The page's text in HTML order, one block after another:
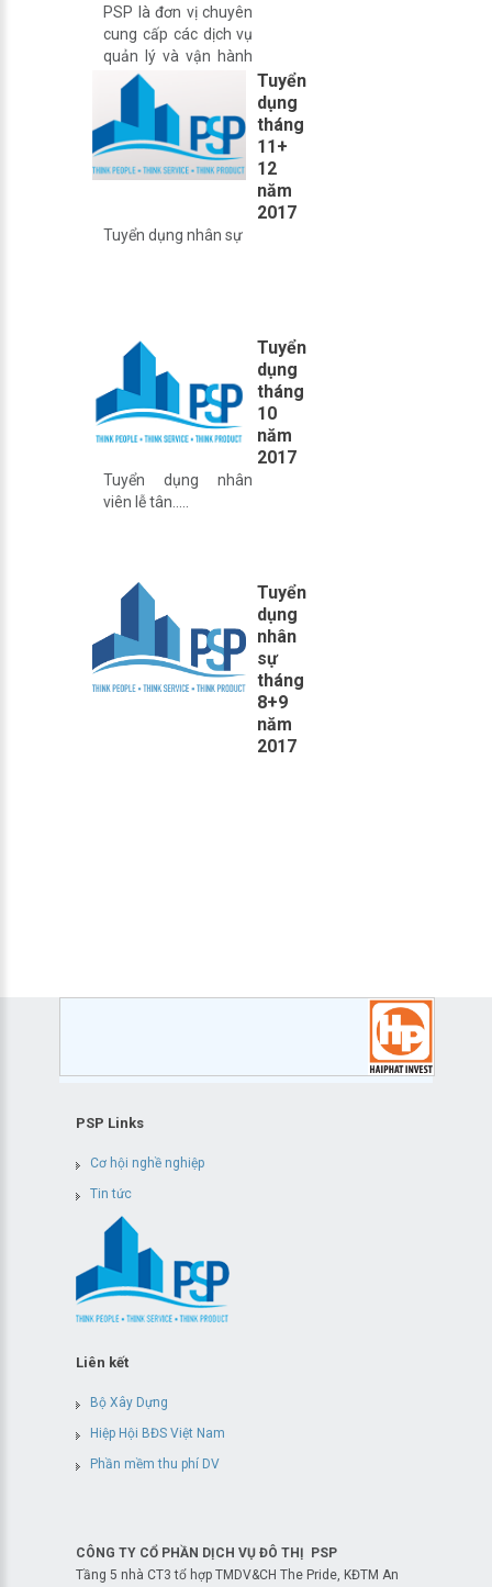
PSP là đơn vị chuyên
cung cấp các dịch vụ
quản lý và vận hành
hệ thống của tòa nhà,
cùng với đội ngũ
chuyên nghiệp (BQL,
kỹ thuật, an ninh, lễ
tân, làm sạch) sẽ
quý khách hàng.
Tuyển
dụng
tháng
11+
12
năm
2017
Tuyển dụng nhân sự
Tuyển
dụng
tháng
10
năm
2017
Tuyển dụng nhân
viên lễ tân.....
Tuyển
dụng
nhân
sự
tháng
8+9
năm
2017
PSP Links
Cơ hội nghề nghiệp
Tin tức
Liên kết
Bộ Xây Dựng
Hiệp Hội BĐS Việt Nam
Phần mềm thu phí DV
CÔNG TY CỔ PHẦN DỊCH VỤ ĐÔ THỊ PSP
Tầng 5 nhà CT3 tổ hợp TMDV&CH The Pride, KĐTM An